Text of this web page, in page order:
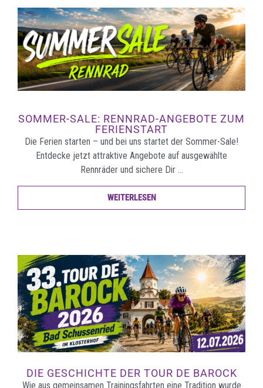
SOMMER-SALE: RENNRAD-ANGEBOTE ZUM
FERIENSTART
Die Ferien starten – und bei uns startet der Sommer-Sale!
Entdecke jetzt attraktive Angebote auf ausgewählte
Rennräder und sichere Dir …
WEITERLESEN
DIE GESCHICHTE DER TOUR DE BAROCK
Wie aus gemeinsamen Trainingsfahrten eine Tradition wurde